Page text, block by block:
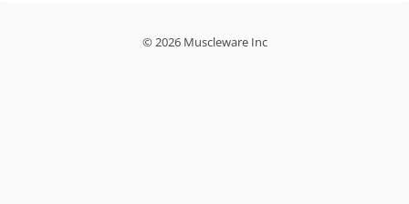
© 2026 Muscleware Inc